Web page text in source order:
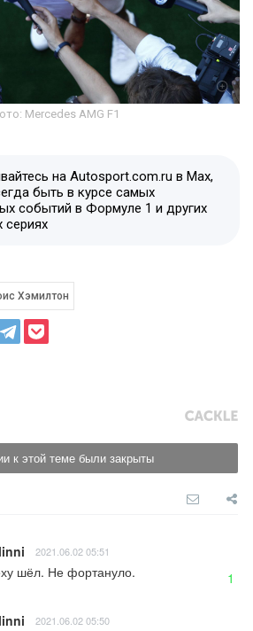
Mercedes AMG F1
на Autosport.com.ru в Max,
быть в курсе самых
событий в Формуле 1 и других
сериях
Хэмилтон
к этой теме были закрыты
2021.06.02 05:51
шёл. Не фортануло. 1
2021.06.02 05:50